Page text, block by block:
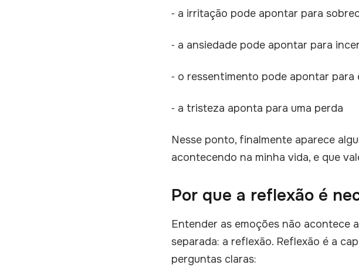
⁃ a irritação pode apontar para
⁃ a ansiedade pode apontar para
⁃ o ressentimento pode apontar
⁃ a tristeza aponta para uma perda
Nesse ponto, finalmente aparece
acontecendo na minha vida, e que
Por que a reflexão é
Entender as emoções não acontece
separada: a reflexão. Reflexão é a
perguntas claras: